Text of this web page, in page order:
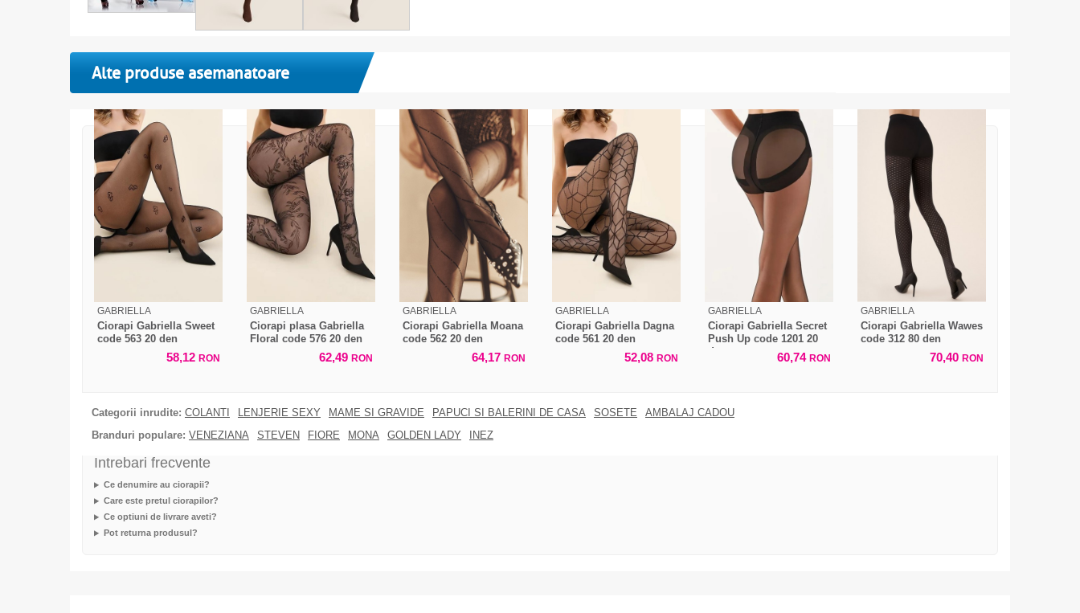
Alte produse asemanatoare
GABRIELLA
Ciorapi Gabriella Sweet
code 563 20 den
58,12 RON
GABRIELLA
Ciorapi plasa Gabriella
Floral code 576 20 den
62,49 RON
GABRIELLA
Ciorapi Gabriella Moana
code 562 20 den
64,17 RON
GABRIELLA
Ciorapi Gabriella Dagna
code 561 20 den
52,08 RON
GABRIELLA
Ciorapi Gabriella Secret
Push Up code 1201 20
den
60,74 RON
GABRIELLA
Ciorapi Gabriella Wawes
code 312 80 den
70,40 RON
Categorii inrudite: COLANTI LENJERIE SEXY MAME SI GRAVIDE PAPUCI SI BALERINI DE CASA SOSETE
AMBALAJ CADOU
Branduri populare: VENEZIANA STEVEN FIORE MONA GOLDEN LADY INEZ
Intrebari frecvente
Ce denumire au ciorapii?
Care este pretul ciorapilor?
Ce optiuni de livrare aveti?
Pot returna produsul?